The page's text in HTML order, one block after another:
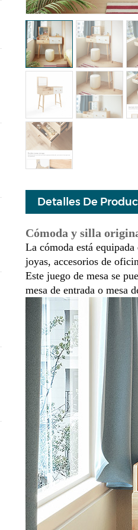
Detalles De
Cómoda y silla
La cómoda está
joyas, accesorios de
Este juego de mesa se
mesa de entrada o mesa